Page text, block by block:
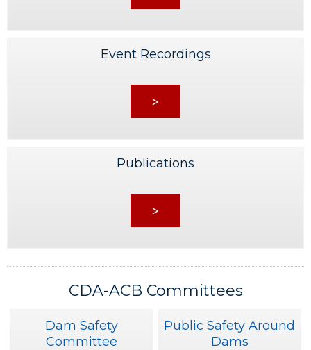
Event Recordings
>
Publications
>
CDA-ACB Committees
Dam Safety
Committee
Public Safety Around
Dams